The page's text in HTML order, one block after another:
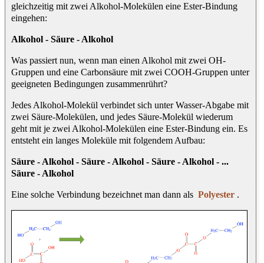
gleichzeitig mit zwei Alkohol-Molekülen eine Ester-Bindung
eingehen:
Alkohol - Säure - Alkohol
Was passiert nun, wenn man einen Alkohol mit zwei OH-
Gruppen und eine Carbonsäure mit zwei COOH-Gruppen unter
geeigneten Bedingungen zusammenrührt?
Jedes Alkohol-Molekül verbindet sich unter Wasser-Abgabe mit
zwei Säure-Molekülen, und jedes Säure-Molekül wiederum
geht mit je zwei Alkohol-Molekülen eine Ester-Bindung ein. Es
entsteht ein langes Moleküle mit folgendem Aufbau:
Säure - Alkohol - Säure - Alkohol - Säure - Alkohol - ...
Säure - Alkohol
Eine solche Verbindung bezeichnet man dann als Polyester .